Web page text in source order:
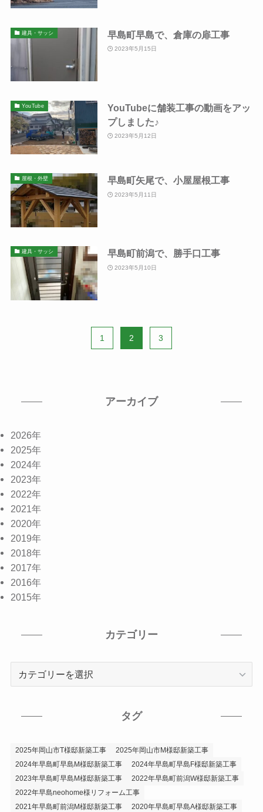
建具・サッシ 早島町早島で、倉庫の扉工事
2023年5月15日
YouTube
YouTubeに舗装工事の動画をアッ
プしました♪
2023年5月12日
屋根・外壁 早島町矢尾で、小屋屋根工事
2023年5月11日
建具・サッシ 早島町前潟で、勝手口工事
2023年5月10日
1 2 3
アーカイブ
2026年
2025年
2024年
2023年
2022年
2021年
2020年
2019年
2018年
2017年
2016年
2015年
カテゴリー
タグ
2025年岡山市T様邸新築工事
2025年岡山市M様邸新築工事
2024年早島町早島M様邸新築工事
2024年早島町早島F様邸新築工事
2023年早島町早島M様邸新築工事
2022年早島町前潟W様邸新築工事
2022年早島neohome様リフォーム工事
2021年早島町前潟M様邸新築工事
2020年早島町早島A様邸新築工事